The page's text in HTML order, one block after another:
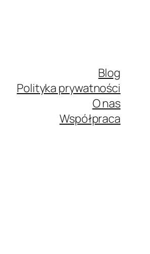
Blog
Polityka prywatności
O nas
Współpraca